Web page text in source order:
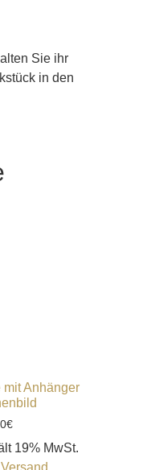
Sie ihr
in den
mit Anhänger
€
19% MwSt.